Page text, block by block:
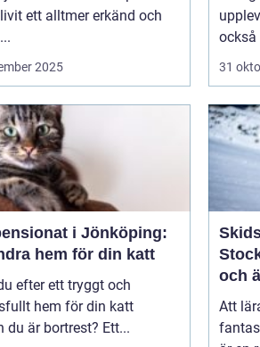
ett alltmer erkänd och
2025
också
31
i Jönköping:
hem för din katt
efter ett tryggt och
hem för din katt
du är bortrest? Ett...
och
Att